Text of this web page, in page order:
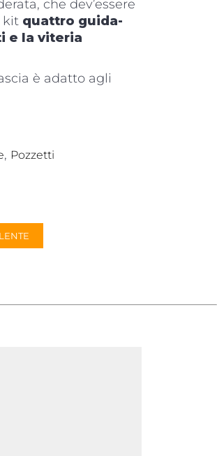
che dev’essere
kit quattro guida-
e la viteria
è adatto agli
, Pozzetti